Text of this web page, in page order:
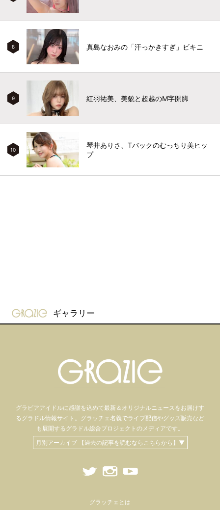
8 真島なおみの「汗っかきすぎ」ビキニ
9 紅羽祐美、美貌と超越のM字開脚
10
琴井ありさ、Tバックのむっちり美ヒッ
プ
gravure-grazie
ギャラリー
グラビアアイドルに感謝を込めて最新＆オリジナルニュースをお届けす
るグラドル情報サイト。 グラッチェ名義でライブ配信やグッズ販売など
も 展開するグラドル総合プロジェクトのメディアです。
月別アーカイブ 【過去の記事を読むならこちらから】▼
グラッチェとは